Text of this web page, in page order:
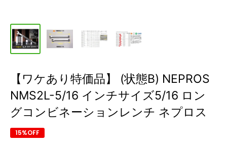
【ワケあり特価品】 (状態B) NEPROS
NMS2L-5/16 インチサイズ5/16 ロン
グコンビネーションレンチ ネプロス
15%OFF